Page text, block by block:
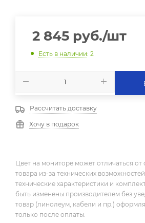
2 845 руб./шт
Есть в наличии: 2
Рассчитать доставку
Хочу в подарок
Цвет на мониторе может отличаться от
товара из-за технических
технические характеристики и
быть изменены производителем без
товар (линолеум, кабели и пр.)
только после оплаты.